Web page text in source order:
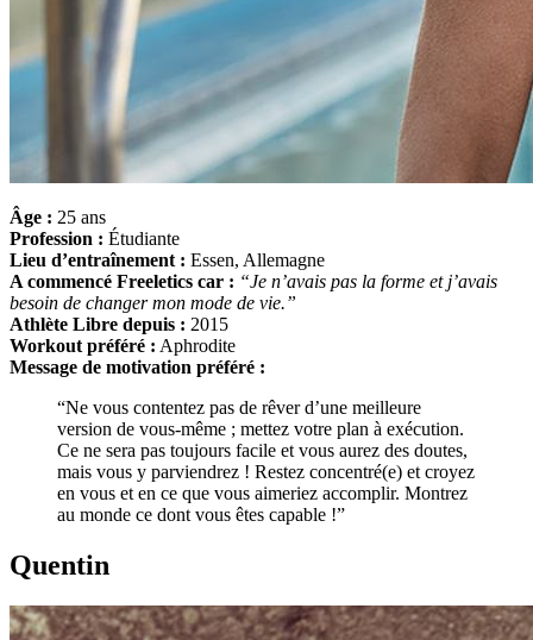
Âge : 25 ans
Profession : Étudiante
Lieu d’entraînement : Essen, Allemagne
A commencé Freeletics car : “Je n’avais pas la forme et j’avais
besoin de changer mon mode de vie.”
Athlète Libre depuis : 2015
Workout préféré : Aphrodite
Message de motivation préféré :
“Ne vous contentez pas de rêver d’une meilleure
version de vous-même ; mettez votre plan à exécution.
Ce ne sera pas toujours facile et vous aurez des doutes,
mais vous y parviendrez ! Restez concentré(e) et croyez
en vous et en ce que vous aimeriez accomplir. Montrez
au monde ce dont vous êtes capable !”
Quentin